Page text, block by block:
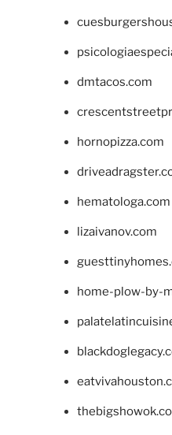
dmtacos.com
hornopizza.com
hematologa.com
lizaivanov.com
home-plow-by-